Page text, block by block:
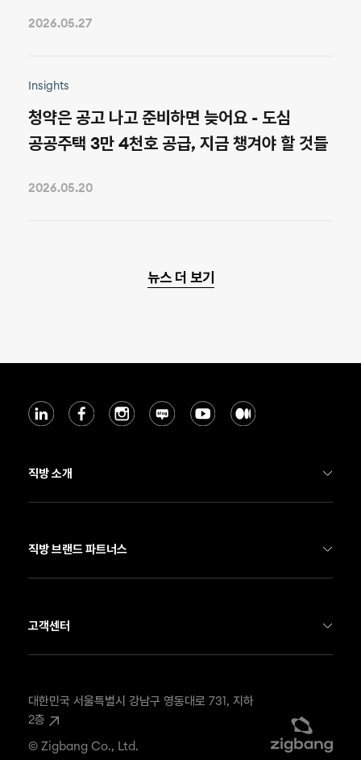
2026.05.27
Insights
청약은 공고 나고 준비하면 늦어요 - 도심
공공주택 3만 4천호 공급, 지금 챙겨야 할 것들
2026.05.20
뉴스 더 보기
직방 소개
기업 소개
직방 부동산 서비스
직방 스마트홈
Soma
뉴스룸
채용
직방 브랜드 파트너스
네모
온하우스
우주
고객센터
FAX 02-568-4908
EMAIL contact@zigbang.com
대한민국 서울특별시 강남구 영동대로 731, 지하
2층
© Zigbang Co., Ltd.